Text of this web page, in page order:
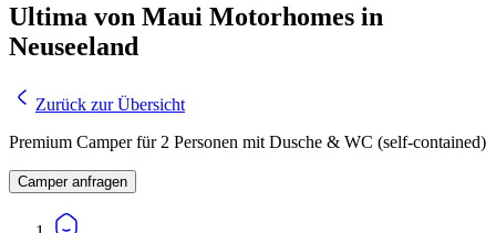
Ultima von Maui Motorhomes in
Neuseeland
Zurück zur Übersicht
Premium Camper für 2 Personen mit Dusche & WC (self-contained)
Camper anfragen